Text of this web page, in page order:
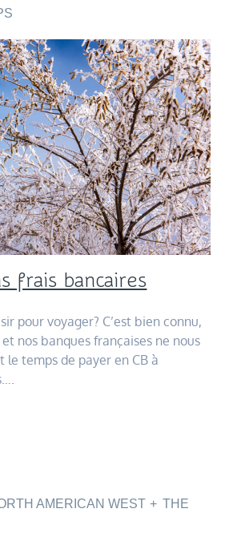
frais bancaires
pour voyager? C’est bien connu,
nos banques françaises ne nous
temps de payer en CB à
AMERICAN WEST
THE